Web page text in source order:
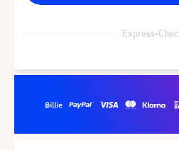
Express-